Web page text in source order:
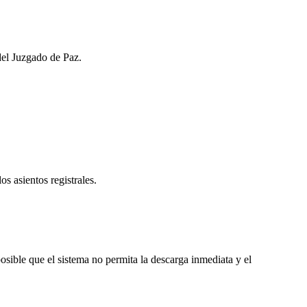
Juzgado de Paz.
asientos registrales.
que el sistema no permita la descarga inmediata y el